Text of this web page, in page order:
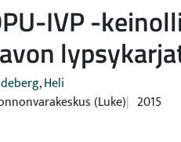
IVP -
Heli
(Luke) 2015